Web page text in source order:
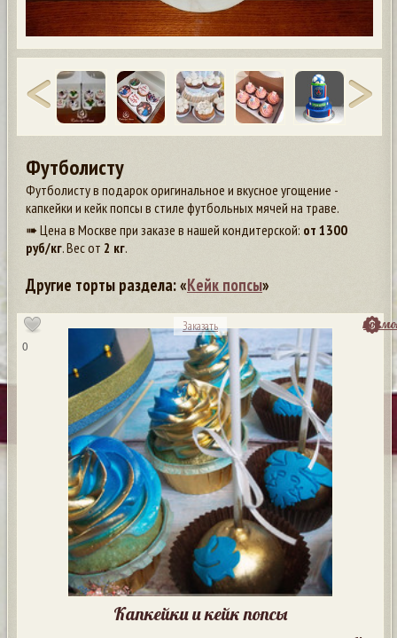
Футболисту
Футболисту в подарок оригинальное и вкусное угощение -
капкейки и кейк попсы в стиле футбольных мячей на траве.
➠ Цена в Москве при заказе в нашей кондитерской: от 1300
руб/кг. Вес от 2 кг.
Другие торты раздела: «Кейк попсы»
0
Заказать
Капкейки и кейк попсы